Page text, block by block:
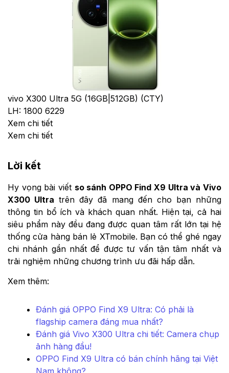
vivo X300 Ultra 5G (16GB|512GB) (CTY)
LH: 1800 6229
Xem chi tiết
Xem chi tiết
Lời kết
Hy vọng bài viết so sánh OPPO Find X9 Ultra và Vivo
X300 Ultra trên đây đã mang đến cho bạn những
thông tin bổ ích và khách quan nhất. Hiện tại, cả hai
siêu phẩm này đều đang được quan tâm rất lớn tại hệ
thống cửa hàng bán lẻ XTmobile. Bạn có thể ghé ngay
chi nhánh gần nhất để được tư vấn tận tâm nhất và
trải nghiệm những chương trình ưu đãi hấp dẫn.
Xem thêm:
Đánh giá OPPO Find X9 Ultra: Có phải là
flagship camera đáng mua nhất?
Đánh giá Vivo X300 Ultra chi tiết: Camera chụp
ảnh hàng đầu!
OPPO Find X9 Ultra có bán chính hãng tại Việt
Nam không?